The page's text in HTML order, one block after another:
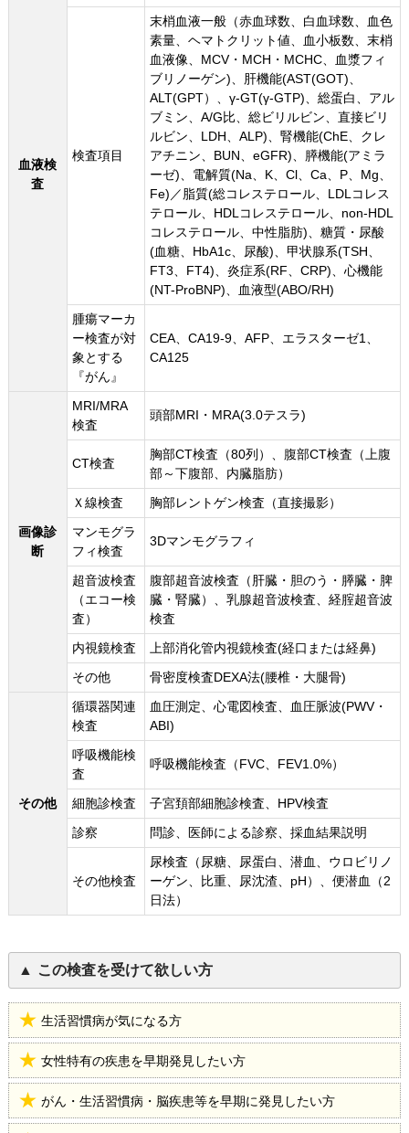
血液検
査
検査項目
末梢血液一般（赤血球数、白血球数、血色
素量、ヘマトクリット値、血小板数、末梢
血液像、MCV・MCH・MCHC、血漿フィ
ブリノーゲン)、肝機能(AST(GOT)、
ALT(GPT）、γ-GT(γ-GTP)、総蛋白、アル
ブミン、A/G比、総ビリルビン、直接ビリ
ルビン、LDH、ALP)、腎機能(ChE、クレ
アチニン、BUN、eGFR)、膵機能(アミラ
ーゼ)、電解質(Na、K、Cl、Ca、P、Mg、
Fe)／脂質(総コレステロール、LDLコレス
テロール、HDLコレステロール、non-HDL
コレステロール、中性脂肪)、糖質・尿酸
(血糖、HbA1c、尿酸)、甲状腺系(TSH、
FT3、FT4)、炎症系(RF、CRP)、心機能
(NT-ProBNP)、血液型(ABO/RH)
腫瘍マーカ
ー検査が対
象とする
『がん』
CEA、CA19-9、AFP、エラスターゼ1、
CA125
画像診
断
MRI/MRA
検査
頭部MRI・MRA(3.0テスラ)
CT検査
胸部CT検査（80列）、腹部CT検査（上腹
部～下腹部、内臓脂肪）
Ｘ線検査
胸部レントゲン検査（直接撮影）
マンモグラ
フィ検査
3Dマンモグラフィ
超音波検査
（エコー検
査）
腹部超音波検査（肝臓・胆のう・膵臓・脾
臓・腎臓）、乳腺超音波検査、経腟超音波
検査
内視鏡検査
上部消化管内視鏡検査(経口または経鼻)
その他
骨密度検査DEXA法(腰椎・大腿骨)
その他
循環器関連
検査
血圧測定、心電図検査、血圧脈波(PWV・
ABI)
呼吸機能検
査
呼吸機能検査（FVC、FEV1.0%）
細胞診検査
子宮頚部細胞診検査、HPV検査
診察
問診、医師による診察、採血結果説明
その他検査
尿検査（尿糖、尿蛋白、潜血、ウロビリノ
ーゲン、比重、尿沈渣、pH）、便潜血（2
日法）
この検査を受けて欲しい方
生活習慣病が気になる方
女性特有の疾患を早期発見したい方
がん・生活習慣病・脳疾患等を早期に発見したい方